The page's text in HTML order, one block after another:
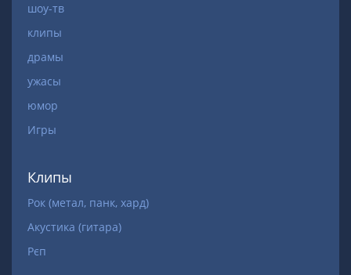
шоу-тв
клипы
драмы
ужасы
юмор
Игры
Клипы
Рок (метал, панк, хард)
Акустика (гитара)
Рєп